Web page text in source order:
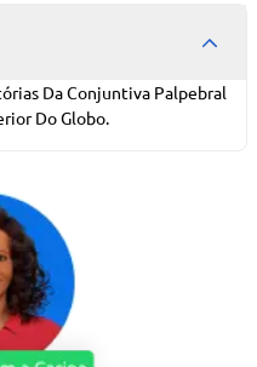
Da Conjuntiva Palpebral
Do Globo.